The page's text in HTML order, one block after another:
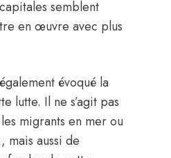
semblent
en œuvre avec plus
évoqué la
lutte. Il ne s’agit pas
migrants en mer ou
mais aussi de